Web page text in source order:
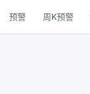
预警 周K预警